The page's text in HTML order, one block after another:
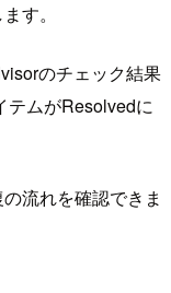
す。
のチェック結果
テムがResolvedに
流れを確認できま